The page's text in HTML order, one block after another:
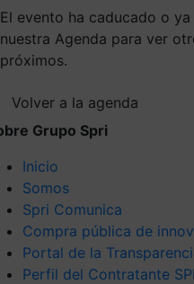
El evento ha caducado o
nuestra Agenda para ver
próximos.
Volver a la agenda
Grupo Spri
Inicio
Somos
Spri Comunica
Compra pública de
Portal de la
Perfil del Contratante